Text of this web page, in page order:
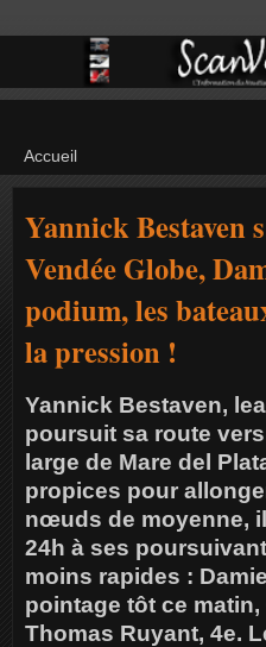
Yannick Bestaven
Vendée Globe,
podium, les
la pression !
Yannick Bestaven,
poursuit sa route
large de Mare del
propices pour
nœuds de moyenne,
24h à ses
moins rapides :
pointage tôt ce
Thomas Ruyant, 4e.